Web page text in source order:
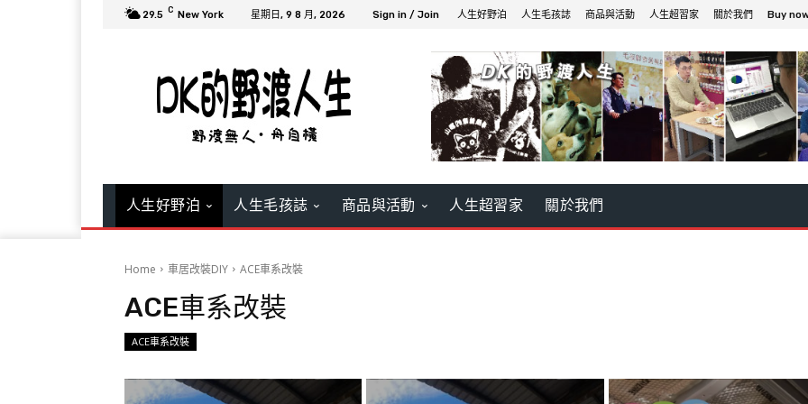
29.5 C New York 星期日, 9 8 月, 2026 Sign in / Join 人生好野泊 人生毛孩誌 商品與活動 人生超習家 關於我們 Buy
人生好野泊 人生毛孩誌 商品與活動 人生超習家 關於我們
Home 車居改裝DIY ACE車系改裝
ACE車系改裝
ACE車系改裝